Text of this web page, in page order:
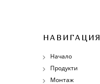
НАВИГАЦИЯ
Начало
Продукти
Монтаж